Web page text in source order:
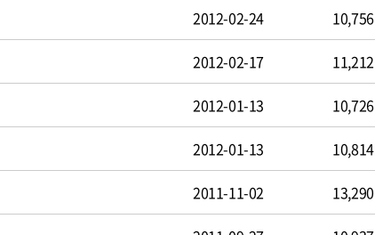
2012-02-24 10,756
2012-02-17 11,212
2012-01-13 10,726
2012-01-13 10,814
2011-11-02 13,290